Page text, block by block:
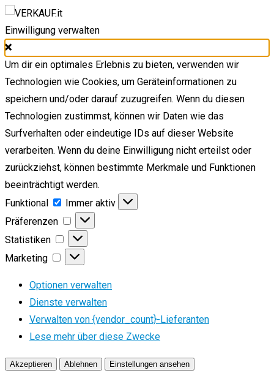
Einwilligung verwalten
Um dir ein optimales Erlebnis zu bieten, verwenden wir
Technologien wie Cookies, um Geräteinformationen zu
speichern und/oder darauf zuzugreifen. Wenn du diesen
Technologien zustimmst, können wir Daten wie das
Surfverhalten oder eindeutige IDs auf dieser Website
verarbeiten. Wenn du deine Einwilligung nicht erteilst oder
zurückziehst, können bestimmte Merkmale und Funktionen
beeinträchtigt werden.
Funktional
Funktional
Immer aktiv
Präferenzen
Präferenzen
Statistiken
Statistiken
Marketing
Marketing
Optionen verwalten
Dienste verwalten
Verwalten von {vendor_count}-Lieferanten
Lese mehr über diese Zwecke
Akzeptieren Ablehnen
Einstellungen ansehen